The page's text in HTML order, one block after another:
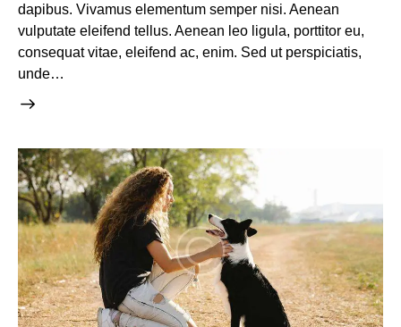
dapibus. Vivamus elementum semper nisi. Aenean
vulputate eleifend tellus. Aenean leo ligula, porttitor eu,
consequat vitae, eleifend ac, enim. Sed ut perspiciatis,
unde…